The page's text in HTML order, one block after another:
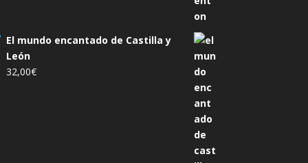
El mundo encantado de Castilla y
León
32,00€